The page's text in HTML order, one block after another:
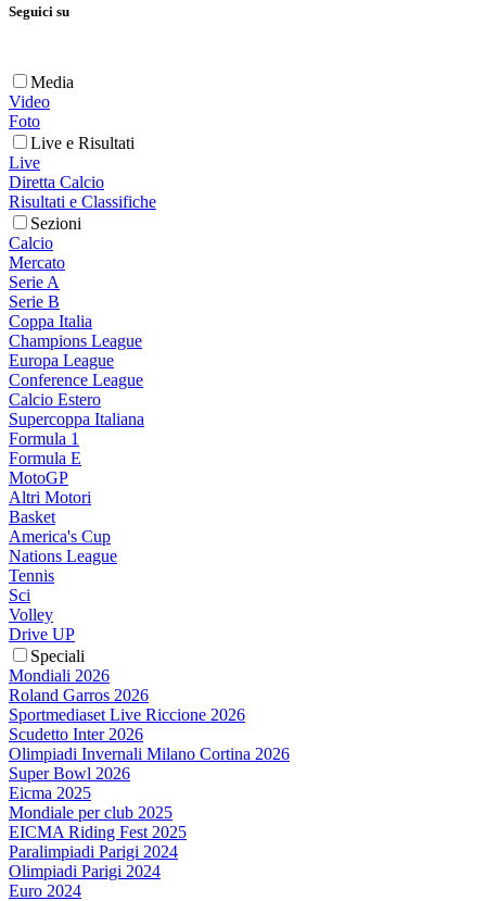
Seguici su
Media
Video
Foto
Live e Risultati
Live
Diretta Calcio
Risultati e Classifiche
Sezioni
Calcio
Mercato
Serie A
Serie B
Coppa Italia
Champions League
Europa League
Conference League
Calcio Estero
Supercoppa Italiana
Formula 1
Formula E
MotoGP
Altri Motori
Basket
America's Cup
Nations League
Tennis
Sci
Volley
Drive UP
Speciali
Mondiali 2026
Roland Garros 2026
Sportmediaset Live Riccione 2026
Scudetto Inter 2026
Olimpiadi Invernali Milano Cortina 2026
Super Bowl 2026
Eicma 2025
Mondiale per club 2025
EICMA Riding Fest 2025
Paralimpiadi Parigi 2024
Olimpiadi Parigi 2024
Euro 2024